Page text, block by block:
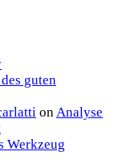
guten
onAnalyse
Werkzeug